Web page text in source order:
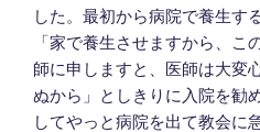
した。最初から病院で養生す
「家で養生させますから、こ
師に申しますと、医師は大変
ぬから」としきりに入院を勧
してやっと病院を出て教会に